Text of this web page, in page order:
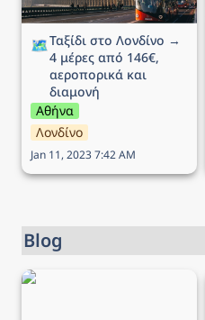
🗺️Ταξίδι στο Λονδίνο →
4 μέρες από 146€,
αεροπορικά και
διαμονή
Αθήνα
Λονδίνο
Jan 11, 2023 7:42 AM
Blog
Προσφορά Aegean - Έως